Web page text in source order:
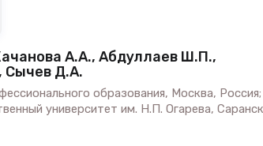
А.А., Абдуллаев Ш.П.,
Сычев Д.А.
образования, Москва,
университет им. Н.П. Огарева,